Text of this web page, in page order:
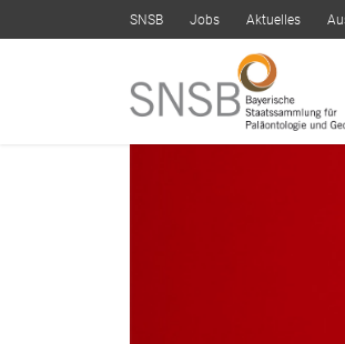
SNSB Jobs Aktuelles